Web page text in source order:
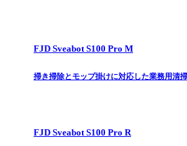
FJD Sveabot S100 Pro M
掃き掃除とモップ掛けに対応した業務用清掃
FJD Sveabot S100 Pro R